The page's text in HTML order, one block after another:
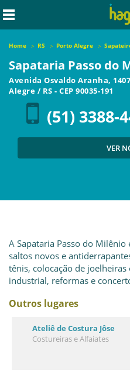
Home RS Porto Alegre
Sapataria Passo do
Avenida Osvaldo Aranha,
Alegre / RS - CEP 90035-191
(51) 3388-
VER
A Sapataria Passo do
saltos novos e
tênis, colocação de
industrial, reformas e
Outros lugares
Ateliê de Costura Jôse
Costureiras e Alfaiates